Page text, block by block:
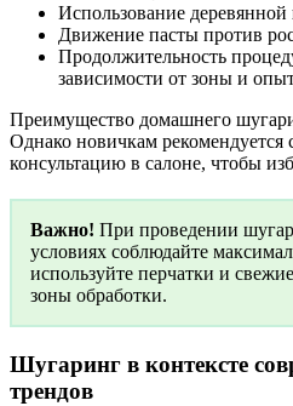
Использование
Движение пасты против
Продолжительность
зависимости от зоны и
Преимущество домашнего
Однако новичкам рекомендуется
консультацию в салоне, чтобы
Важно! При проведении
условиях соблюдайте
используйте перчатки и
зоны обработки.
Шугаринг в контексте
трендов